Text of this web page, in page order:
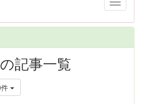
記事一覧